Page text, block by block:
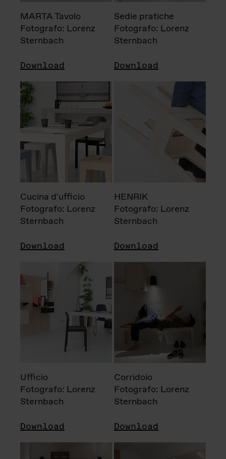
MARTA Tavolo
Fotografo: Lorenz
Sternbach
Download
Sedie pratiche
Fotografo: Lorenz
Sternbach
Download
Cucina d'ufficio
Fotografo: Lorenz
Sternbach
Download
HENRIK
Fotografo: Lorenz
Sternbach
Download
Ufficio
Fotografo: Lorenz
Sternbach
Download
Corridoio
Fotografo: Lorenz
Sternbach
Download